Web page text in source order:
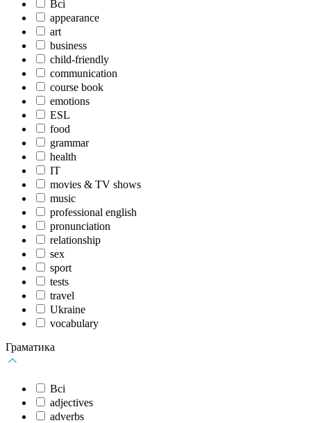
Всі
appearance
art
business
child-friendly
communication
course book
emotions
ESL
food
grammar
health
IT
movies & TV shows
music
professional english
pronunciation
relationship
sex
sport
tests
travel
Ukraine
vocabulary
Граматика
Всі
adjectives
adverbs